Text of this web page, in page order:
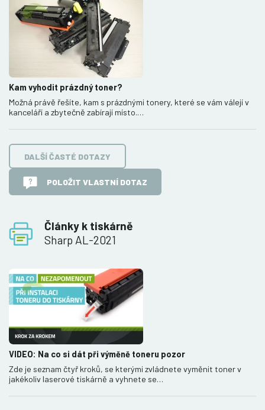
Články k tiskárně
Sharp AL-2021
Kam vyhodit prázdný toner?
Možná právě řešíte, kam s prázdnými tonery, které se vám válejí v
kanceláří a zbytečně zabírají místo.…
DALŠÍ ČASTÉ DOTAZY
POLOŽIT VLASTNÍ DOTAZ
VIDEO: Na co si dát při výměně toneru pozor
Zde je seznam čtyř kroků, se kterými zvládnete vyměnit toner v
jakékoliv laserové tiskárně a vyhnete se…